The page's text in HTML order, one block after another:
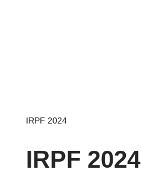
IRPF 2024
IRPF 2024